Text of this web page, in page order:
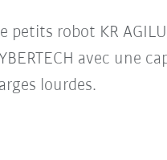
petits robot KR
avec une
lourdes.